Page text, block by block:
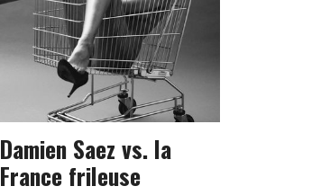
Damien Saez vs. la
France frileuse